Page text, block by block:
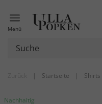
Menü
| Startseite | Shirts
Nachhaltig